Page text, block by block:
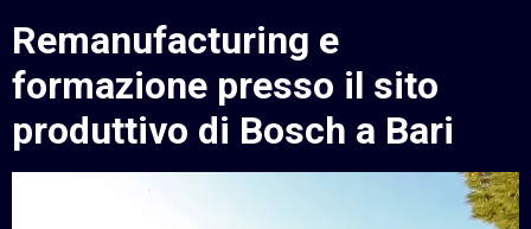
Remanufacturing e
formazione presso il sito
produttivo di Bosch a Bari